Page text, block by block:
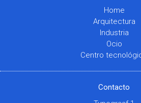
Home
Arquitectura
Industria
Ocio
Centro
Contacto